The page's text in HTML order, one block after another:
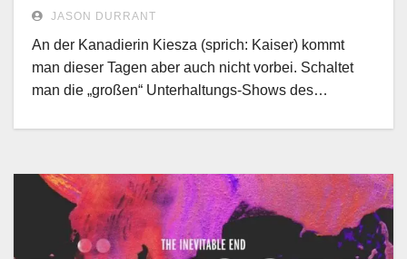
JASON DURRANT
An der Kanadierin Kiesza (sprich: Kaiser) kommt
man dieser Tagen aber auch nicht vorbei. Schaltet
man die „großen“ Unterhaltungs-Shows des…